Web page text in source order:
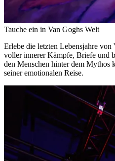
Tauche ein in Van Goghs Welt
Erlebe die letzten Lebensjahre
voller innerer Kämpfe, Briefe und
den Menschen hinter dem Mythos
seiner emotionalen Reise.